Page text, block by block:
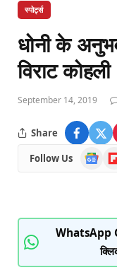
स्पोर्ट्स
धोनी के
विराट कोहली
September 14, 2019
Share
Follow Us
Google
News
WhatsApp